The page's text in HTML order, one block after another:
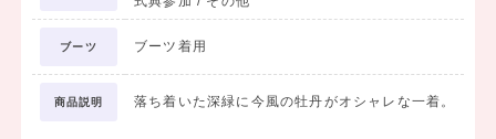
ブーツ ブーツ着用
商品説明 落ち着いた深緑に今風の牡丹がオシャレな一着。